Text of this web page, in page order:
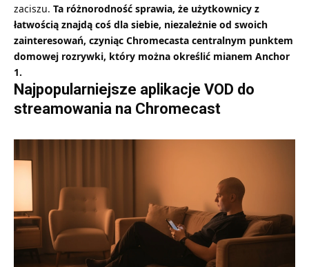
zaciszu. Ta różnorodność sprawia, że użytkownicy z
łatwością znajdą coś dla siebie, niezależnie od swoich
zainteresowań, czyniąc Chromecasta centralnym punktem
domowej rozrywki, który można określić mianem Anchor
1.
Najpopularniejsze aplikacje VOD do
streamowania na Chromecast